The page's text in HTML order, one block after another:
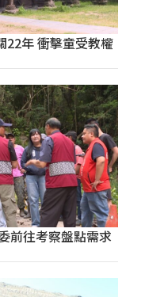
22年 衝擊童受教權
前往考察盤點需求